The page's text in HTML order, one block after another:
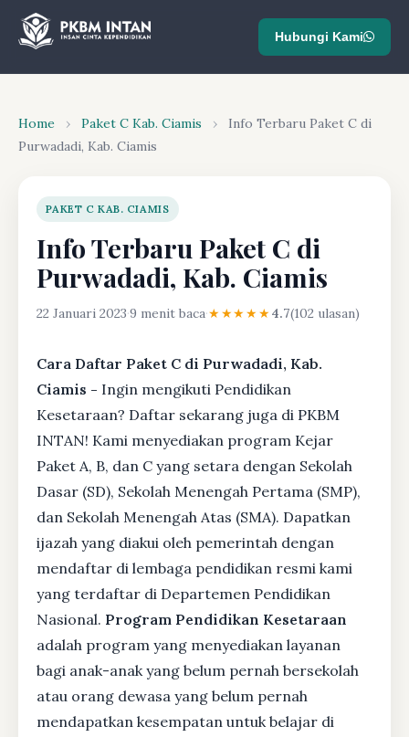
Hubungi Kami
Home › Paket C Kab. Ciamis ›
Info Terbaru Paket C di
Purwadadi, Kab. Ciamis
PAKET C KAB. CIAMIS
Info Terbaru Paket C di
Purwadadi, Kab. Ciamis
22 Januari 2023·9 menit baca·★★★★★4.7(102 ulasan)
Cara Daftar Paket C di Purwadadi, Kab.
Ciamis - Ingin mengikuti Pendidikan
Kesetaraan? Daftar sekarang juga di PKBM
INTAN! Kami menyediakan program Kejar
Paket A, B, dan C yang setara dengan Sekolah
Dasar (SD), Sekolah Menengah Pertama (SMP),
dan Sekolah Menengah Atas (SMA). Dapatkan
ijazah yang diakui oleh pemerintah dengan
mendaftar di lembaga pendidikan resmi kami
yang terdaftar di Departemen Pendidikan
Nasional. Program Pendidikan Kesetaraan
adalah program yang menyediakan layanan
bagi anak-anak yang belum pernah bersekolah
atau orang dewasa yang belum pernah
mendapatkan kesempatan untuk belajar di